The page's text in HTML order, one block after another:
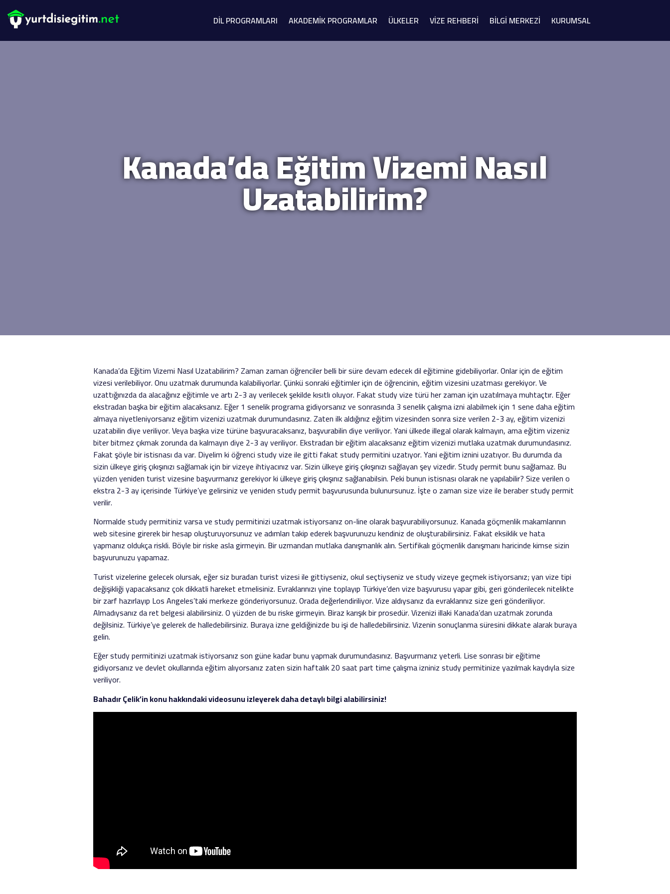
DİL PROGRAMLARI AKADEMİK PROGRAMLAR ÜLKELER VİZE REHBERİ BİLGİ MERKEZİ KURUMSAL
Kanada’da Eğitim Vizemi Nasıl
Uzatabilirim?
Kanada’da Eğitim Vizemi Nasıl Uzatabilirim? Zaman zaman öğrenciler belli bir süre devam edecek dil eğitimine gidebiliyorlar. Onlar için de eğitim
vizesi verilebiliyor. Onu uzatmak durumunda kalabiliyorlar. Çünkü sonraki eğitimler için de öğrencinin, eğitim vizesini uzatması gerekiyor. Ve
uzattığınızda da alacağınız eğitimle ve artı 2-3 ay verilecek şekilde kısıtlı oluyor. Fakat study vize türü her zaman için uzatılmaya muhtaçtır. Eğer
ekstradan başka bir eğitim alacaksanız. Eğer 1 senelik programa gidiyorsanız ve sonrasında 3 senelik çalışma izni alabilmek için 1 sene daha eğitim
almaya niyetleniyorsanız eğitim vizenizi uzatmak durumundasınız. Zaten ilk aldığınız eğitim vizesinden sonra size verilen 2-3 ay, eğitim vizenizi
uzatabilin diye veriliyor. Veya başka vize türüne başvuracaksanız, başvurabilin diye veriliyor. Yani ülkede illegal olarak kalmayın, ama eğitim vizeniz
biter bitmez çıkmak zorunda da kalmayın diye 2-3 ay veriliyor. Ekstradan bir eğitim alacaksanız eğitim vizenizi mutlaka uzatmak durumundasınız.
Fakat şöyle bir istisnası da var. Diyelim ki öğrenci study vize ile gitti fakat study permitini uzatıyor. Yani eğitim iznini uzatıyor. Bu durumda da
sizin ülkeye giriş çıkışınızı sağlamak için bir vizeye ihtiyacınız var. Sizin ülkeye giriş çıkışınızı sağlayan şey vizedir. Study permit bunu sağlamaz. Bu
yüzden yeniden turist vizesine başvurmanız gerekiyor ki ülkeye giriş çıkışınız sağlanabilsin. Peki bunun istisnası olarak ne yapılabilir? Size verilen o
ekstra 2-3 ay içerisinde Türkiye’ye gelirsiniz ve yeniden study permit başvurusunda bulunursunuz. İşte o zaman size vize ile beraber study permit
verilir.
Normalde study permitiniz varsa ve study permitinizi uzatmak istiyorsanız on-line olarak başvurabiliyorsunuz. Kanada göçmenlik makamlarının
web sitesine girerek bir hesap oluşturuyorsunuz ve adımları takip ederek başvurunuzu kendiniz de oluşturabilirsiniz. Fakat eksiklik ve hata
yapmanız oldukça riskli. Böyle bir riske asla girmeyin. Bir uzmandan mutlaka danışmanlık alın. Sertifikalı göçmenlik danışmanı haricinde kimse sizin
başvurunuzu yapamaz.
Turist vizelerine gelecek olursak, eğer siz buradan turist vizesi ile gittiyseniz, okul seçtiyseniz ve study vizeye geçmek istiyorsanız; yan vize tipi
değişikliği yapacaksanız çok dikkatli hareket etmelisiniz. Evraklarınızı yine toplayıp Türkiye’den vize başvurusu yapar gibi, geri gönderilecek nitelikte
bir zarf hazırlayıp Los Angeles’taki merkeze gönderiyorsunuz. Orada değerlendiriliyor. Vize aldıysanız da evraklarınız size geri gönderiliyor.
Almadıysanız da ret belgesi alabilirsiniz. O yüzden de bu riske girmeyin. Biraz karışık bir prosedür. Vizenizi illaki Kanada’dan uzatmak zorunda
değilsiniz. Türkiye’ye gelerek de halledebilirsiniz. Buraya izne geldiğinizde bu işi de halledebilirsiniz. Vizenin sonuçlanma süresini dikkate alarak buraya
gelin.
Eğer study permitinizi uzatmak istiyorsanız son güne kadar bunu yapmak durumundasınız. Başvurmanız yeterli. Lise sonrası bir eğitime
gidiyorsanız ve devlet okullarında eğitim alıyorsanız zaten sizin haftalık 20 saat part time çalışma izniniz study permitinize yazılmak kaydıyla size
veriliyor.
Bahadır Çelik’in konu hakkındaki videosunu izleyerek daha detaylı bilgi alabilirsiniz!